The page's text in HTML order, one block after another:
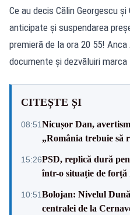
Ce au decis Călin Georgescu
anticipate și suspendarea
premieră de la ora 20 55!
documente și dezvăluiri
CITEȘTE ȘI
08:51Nicușor Dan,
„România trebuie să
15:26PSD, replică dură
într-o situație de forță
10:51Bolojan: Nivelul
centralei de la